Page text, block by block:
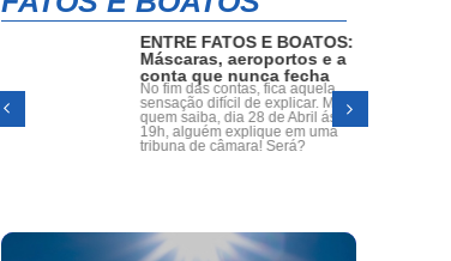
ENTRE FATOS E BOATOS:
Máscaras, aeroportos e a
conta que nunca fecha
No fim das contas, fica aquela
sensação difícil de explicar. Mas
quem saiba, dia 28 de Abril ás
19h, alguém explique em uma
tribuna de câmara! Será?